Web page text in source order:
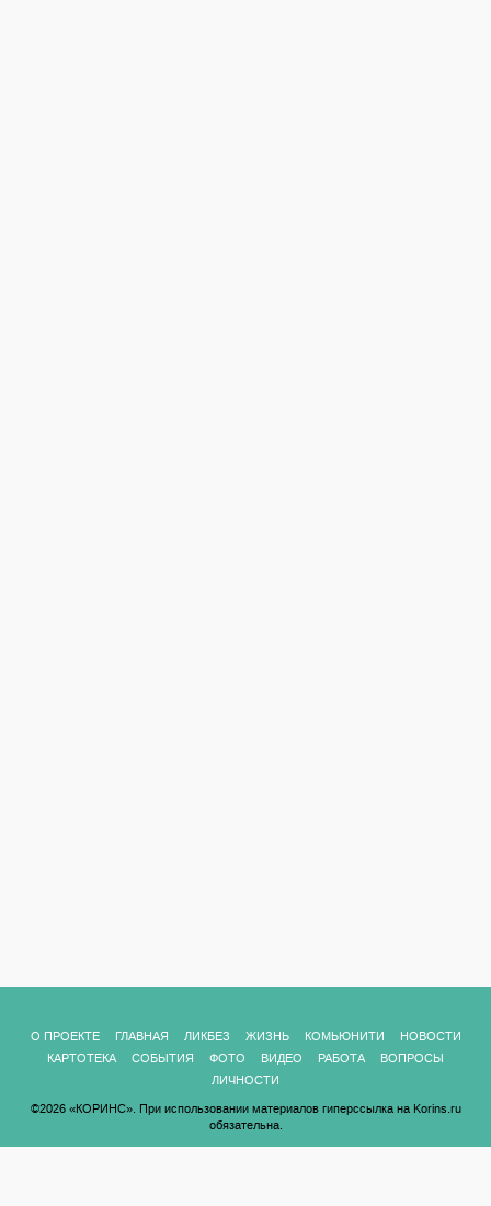
О ПРОЕКТЕ ГЛАВНАЯ ЛИКБЕЗ ЖИЗНЬ КОМЬЮНИТИ
НОВОСТИ
КАРТОТЕКА
СОБЫТИЯ ФОТО ВИДЕО РАБОТА
ВОПРОСЫ
ЛИЧНОСТИ
©2026 «КОРИНС». При использовании материалов гиперссылка на Korins.ru
обязательна.